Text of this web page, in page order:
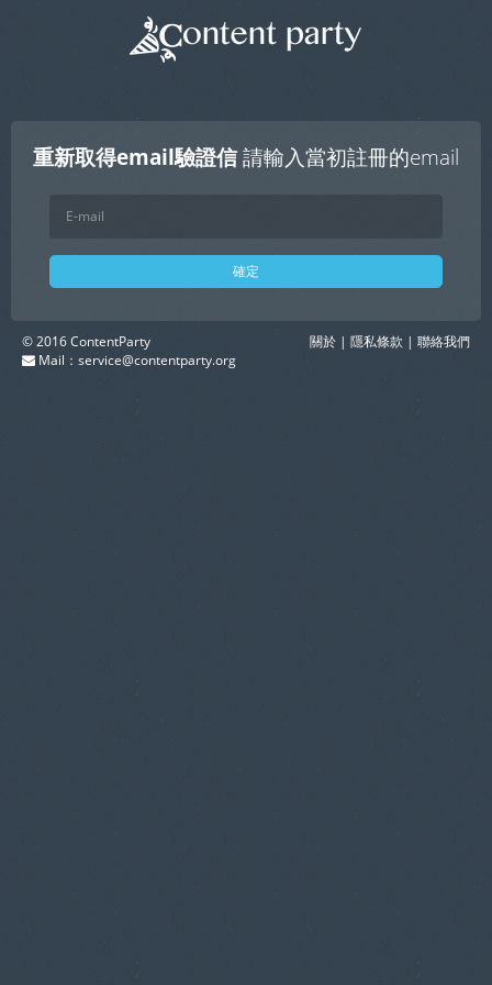
重新取得email驗證信請輸入當初註冊的email
確定
© 2016 ContentParty
Mail： service@contentparty.org
關於 | 隱私條款 | 聯絡我們